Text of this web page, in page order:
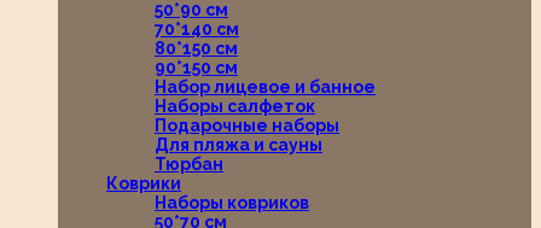
50*90 см
70*140 см
80*150 см
90*150 см
Набор лицевое и банное
Наборы салфеток
Подарочные наборы
Для пляжа и сауны
Тюрбан
Коврики
Наборы ковриков
50*70 см